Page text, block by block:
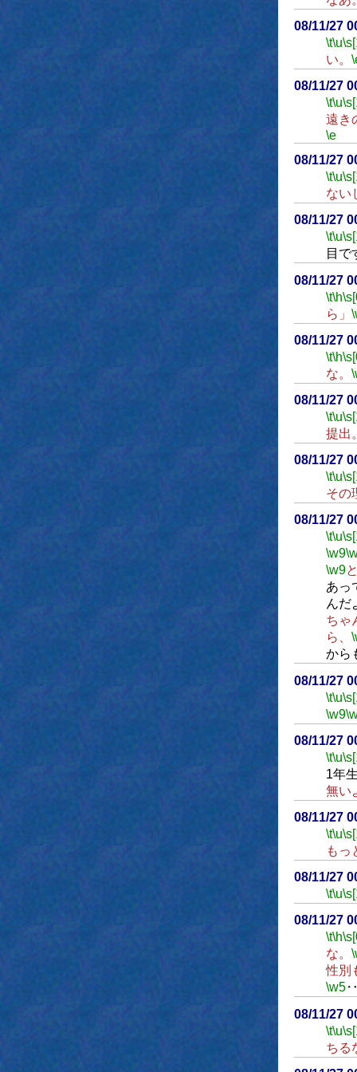
08/11/27
\t\u
い。
08/11/27
\t\u
遠き
\e
08/11/27
\t\u
ない
08/11/27
\t\u
目で
08/11/27
\t\h
ら」
08/11/27
\t\h
な。
08/11/27
\t\u
提出
08/11/27
\t\u
その
08/11/27
\t\u
\w9
\w9
あっ
んだ
ちゃ
ら、
から
08/11/27
\t\u
\w9
08/11/27
\t\u
1年
無い
08/11/27
\t\u
もっ
08/11/27
\t\u
08/11/27
\t\h
な。
性別
\w5
08/11/27
\t\u
ちる